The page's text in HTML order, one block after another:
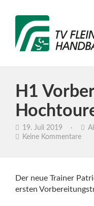
H1
19. Juli 2019 ·
Keine Kommentare
Der neue Trainer
ersten